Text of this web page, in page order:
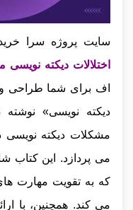
سایت پروژه سرا
اختلالات دیکته
اف برای شما طراحی و
دیکته‌ نویسی»
مشکلات دیکته‌
می‌ پردازد. این کتاب
که به تقویت مهارت‌
می‌ کند. همچنین، با